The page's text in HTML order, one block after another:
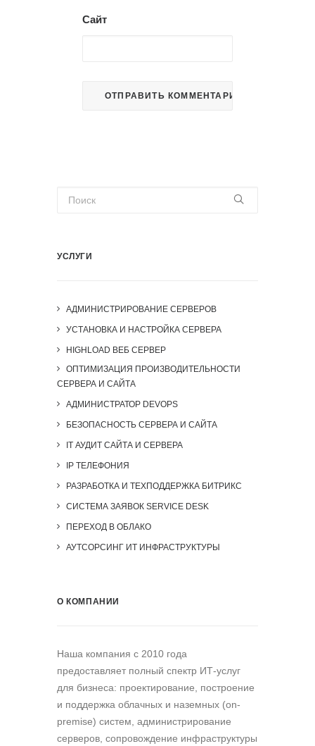
Сайт
УСЛУГИ
АДМИНИСТРИРОВАНИЕ СЕРВЕРОВ
УСТАНОВКА И НАСТРОЙКА СЕРВЕРА
HIGHLOAD ВЕБ СЕРВЕР
ОПТИМИЗАЦИЯ ПРОИЗВОДИТЕЛЬНОСТИ
СЕРВЕРА И САЙТА
АДМИНИСТРАТОР DEVOPS
БЕЗОПАСНОСТЬ СЕРВЕРА И САЙТА
IT АУДИТ САЙТА И СЕРВЕРА
IP ТЕЛЕФОНИЯ
РАЗРАБОТКА И ТЕХПОДДЕРЖКА БИТРИКС
СИСТЕМА ЗАЯВОК SERVICE DESK
ПЕРЕХОД В ОБЛАКО
АУТСОРСИНГ ИТ ИНФРАСТРУКТУРЫ
О КОМПАНИИ
Наша компания c 2010 года
предоставляет полный спектр ИТ-услуг
для бизнеса: проектирование, построение
и поддержка облачных и наземных (on-
premise) систем, администрирование
серверов, сопровождение инфраструктуры